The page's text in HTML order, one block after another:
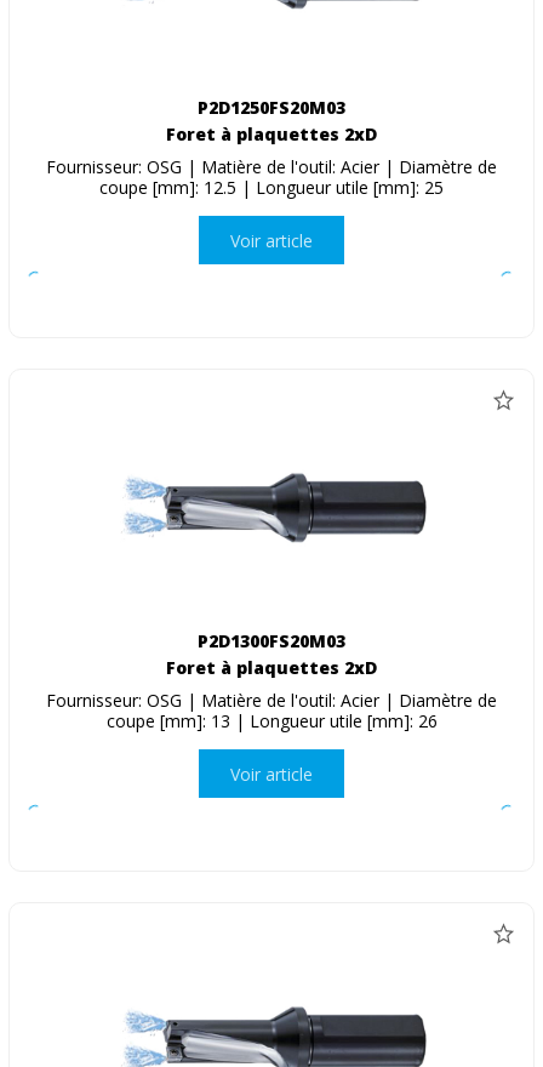
P2D1250FS20M03
Foret à plaquettes 2xD
Fournisseur: OSG | Matière de l'outil: Acier | Diamètre de
coupe [mm]: 12.5 | Longueur utile [mm]: 25
Voir article
P2D1300FS20M03
Foret à plaquettes 2xD
Fournisseur: OSG | Matière de l'outil: Acier | Diamètre de
coupe [mm]: 13 | Longueur utile [mm]: 26
Voir article